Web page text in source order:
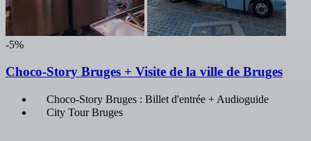
-5%
Choco-Story Bruges + Visite de la ville de Bruges
Choco-Story Bruges : Billet d'entrée + Audioguide
City Tour Bruges